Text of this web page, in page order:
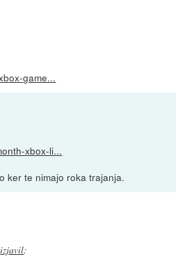
game...
xbox-li...
ker te nimajo roka trajanja.
izjavil: